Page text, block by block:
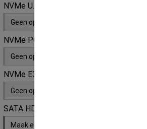
NVMe U.3 SSD
Geen opties
NVMe PCI-e SSD
Geen opties
NVMe E3S SSD
Geen opties
SATA HDD
Maak een keuze